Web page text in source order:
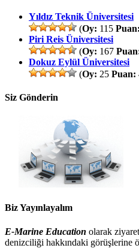
Yıldız Teknik Üniversitesi
(Oy: 115 Puan:
Piri Reis Üniversitesi
(Oy: 167
Dokuz Eylül Üniversitesi
(Oy: 25 Puan:
Siz Gönderin
Biz Yayınlayalım
E-Marine Education olarak
denizciliği hakkındaki görüşlerine